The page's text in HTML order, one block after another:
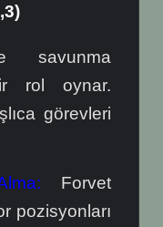
savunma
rol oynar.
görevleri
Forvet
pozisyonları